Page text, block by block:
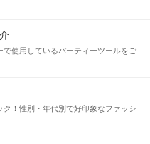
番に考えてくれる
・嘘はつかない
で使用しているパーティーツールをご
ク！性別・年代別で好印象なファッシ